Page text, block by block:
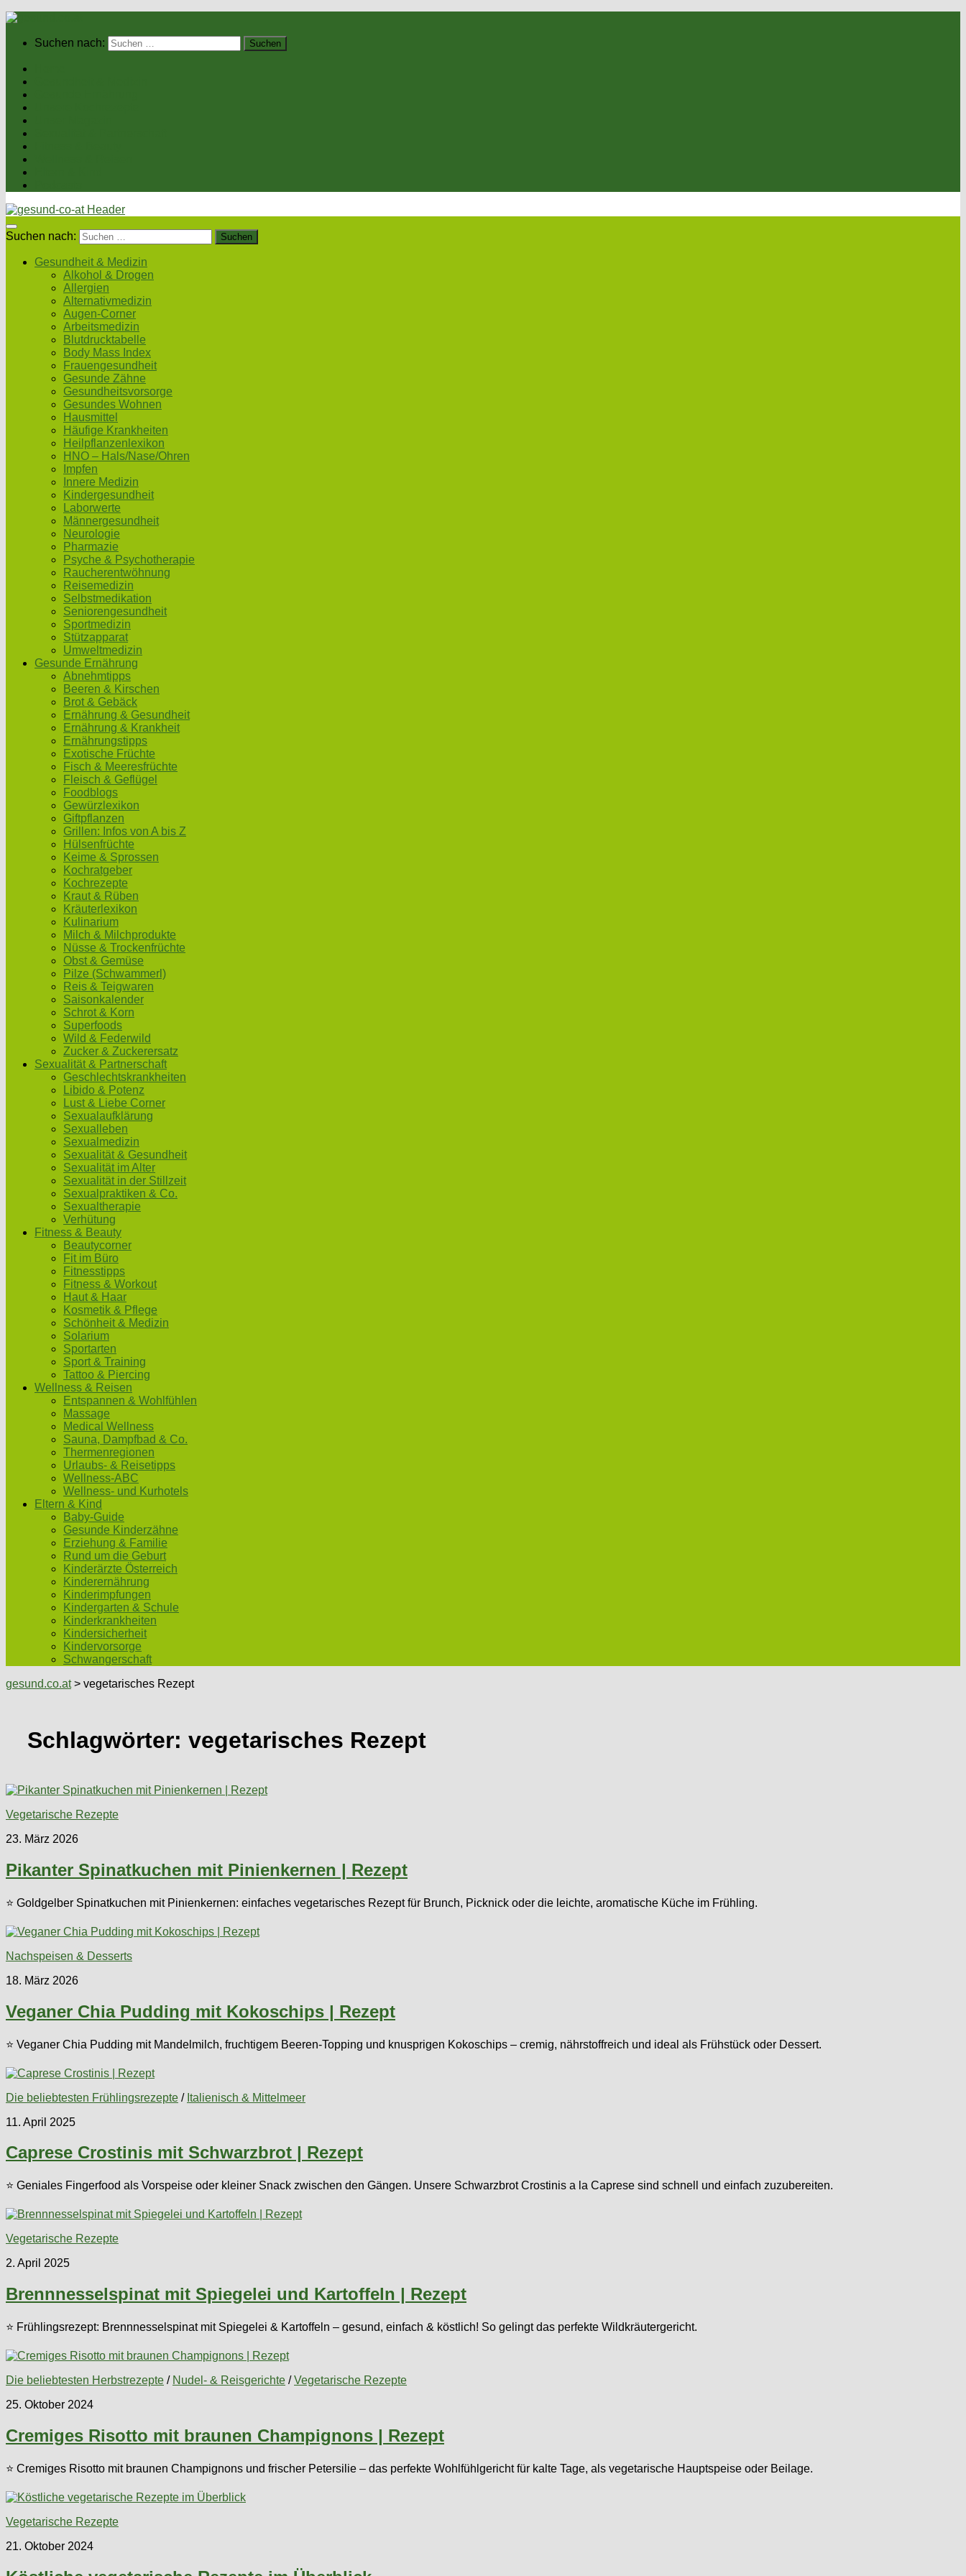
Suchen nach:
Suchen nach:
Gesundheit & Medizin
Alkohol & Drogen
Allergien
Alternativmedizin
Augen-Corner
Arbeitsmedizin
Blutdrucktabelle
Body Mass Index
Frauengesundheit
Gesunde Zähne
Gesundheitsvorsorge
Gesundes Wohnen
Hausmittel
Häufige Krankheiten
Heilpflanzenlexikon
HNO – Hals/Nase/Ohren
Impfen
Innere Medizin
Kindergesundheit
Laborwerte
Männergesundheit
Neurologie
Pharmazie
Psyche & Psychotherapie
Raucherentwöhnung
Reisemedizin
Selbstmedikation
Seniorengesundheit
Sportmedizin
Stützapparat
Umweltmedizin
Gesunde Ernährung
Abnehmtipps
Beeren & Kirschen
Brot & Gebäck
Ernährung & Gesundheit
Ernährung & Krankheit
Ernährungstipps
Exotische Früchte
Fisch & Meeresfrüchte
Fleisch & Geflügel
Foodblogs
Gewürzlexikon
Giftpflanzen
Grillen: Infos von A bis Z
Hülsenfrüchte
Keime & Sprossen
Kochratgeber
Kochrezepte
Kraut & Rüben
Kräuterlexikon
Kulinarium
Milch & Milchprodukte
Nüsse & Trockenfrüchte
Obst & Gemüse
Pilze (Schwammerl)
Reis & Teigwaren
Saisonkalender
Schrot & Korn
Superfoods
Wild & Federwild
Zucker & Zuckerersatz
Sexualität & Partnerschaft
Geschlechtskrankheiten
Libido & Potenz
Lust & Liebe Corner
Sexualaufklärung
Sexualleben
Sexualmedizin
Sexualität & Gesundheit
Sexualität im Alter
Sexualität in der Stillzeit
Sexualpraktiken & Co.
Sexualtherapie
Verhütung
Fitness & Beauty
Beautycorner
Fit im Büro
Fitnesstipps
Fitness & Workout
Haut & Haar
Kosmetik & Pflege
Schönheit & Medizin
Solarium
Sportarten
Sport & Training
Tattoo & Piercing
Wellness & Reisen
Entspannen & Wohlfühlen
Massage
Medical Wellness
Sauna, Dampfbad & Co.
Thermenregionen
Urlaubs- & Reisetipps
Wellness-ABC
Wellness- und Kurhotels
Eltern & Kind
Baby-Guide
Gesunde Kinderzähne
Erziehung & Familie
Rund um die Geburt
Kinderärzte Österreich
Kinderernährung
Kinderimpfungen
Kindergarten & Schule
Kinderkrankheiten
Kindersicherheit
Kindervorsorge
Schwangerschaft
gesund.co.at> vegetarisches Rezept
Schlagwörter: vegetarisches Rezept
Vegetarische Rezepte
23. März 2026
Pikanter Spinatkuchen mit Pinienkernen | Rezept
⭐ Goldgelber Spinatkuchen mit Pinienkernen: einfaches vegetarisches Rezept für Brunch, Picknick oder die leichte, aromatische Küche im Frühling.
Nachspeisen & Desserts
18. März 2026
Veganer Chia Pudding mit Kokoschips | Rezept
⭐ Veganer Chia Pudding mit Mandelmilch, fruchtigem Beeren-Topping und knusprigen Kokoschips – cremig, nährstoffreich und ideal als Frühstück oder Dessert.
Die beliebtesten Frühlingsrezepte / Italienisch & Mittelmeer
11. April 2025
Caprese Crostinis mit Schwarzbrot | Rezept
⭐ Geniales Fingerfood als Vorspeise oder kleiner Snack zwischen den Gängen. Unsere Schwarzbrot Crostinis a la Caprese sind schnell und einfach zuzubereiten.
Vegetarische Rezepte
2. April 2025
Brennnesselspinat mit Spiegelei und Kartoffeln | Rezept
⭐ Frühlingsrezept: Brennnesselspinat mit Spiegelei & Kartoffeln – gesund, einfach & köstlich! So gelingt das perfekte Wildkräutergericht.
Die beliebtesten Herbstrezepte / Nudel- & Reisgerichte /Vegetarische Rezepte
25. Oktober 2024
Cremiges Risotto mit braunen Champignons | Rezept
⭐ Cremiges Risotto mit braunen Champignons und frischer Petersilie – das perfekte Wohlfühlgericht für kalte Tage, als vegetarische Hauptspeise oder Beilage.
Vegetarische Rezepte
21. Oktober 2024